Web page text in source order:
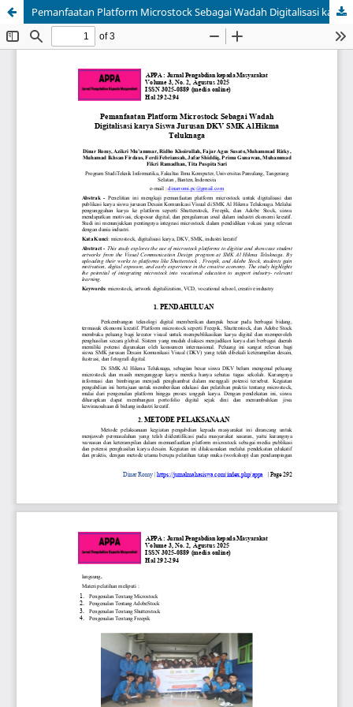
Pemanfaatan Platform Microstock Sebagai Wadah Digitalisasi karya Siswa Jurusan DKV SMK Al Hikma Teluknaga